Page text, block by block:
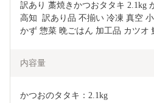
訳あり 藁焼きかつおタタキ 2.1kg
高知  訳あり品 不揃い 冷凍 真空
かず 惣菜 晩ごはん 加工品 カツオ
内容量
かつおのタタキ：2.1kg